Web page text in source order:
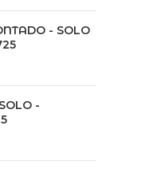
- SOLO
-